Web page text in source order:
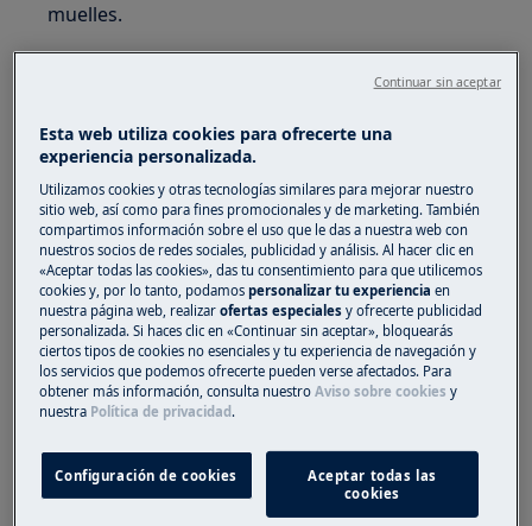
muelles.
¡ADVERTENCIA!RIESGO DE ATRAPAMIENTO
Usa guantes de seguridad si realizas trabajos de
mantenimiento o reparación que involucren
correas.
Esta web utiliza cookies para ofrecerte una
experiencia personalizada.
Utilizamos cookies y otras tecnologías similares para mejorar nuestro
sitio web, así como para fines promocionales y de marketing. También
compartimos información sobre el uso que le das a nuestra web con
nuestros socios de redes sociales, publicidad y análisis. Al hacer clic en
«Aceptar todas las cookies», das tu consentimiento para que utilicemos
cookies y, por lo tanto, podamospersonalizar tu experienciaen
nuestra página web, realizarofertas especiales y ofrecerte publicidad
personalizada. Si haces clic en «Continuar sin aceptar», bloquearás
ciertos tipos de cookies no esenciales y tu experiencia de navegación y
los servicios que podemos ofrecerte pueden verse afectados. Para
obtener más información, consulta nuestroAviso sobre cookies y
nuestra Política de privacidad.
Configuración de cookies
Aceptar todas las
cookies
Continuar sin aceptar